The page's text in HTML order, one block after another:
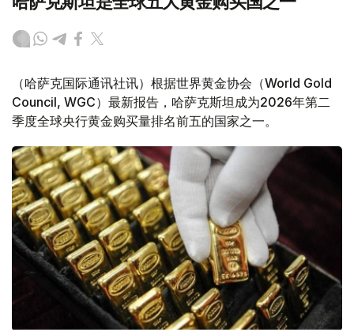
（哈萨克国际通讯社讯）根据世界黄金协会（World Gold
Council, WGC）最新报告，哈萨克斯坦成为2026年第二
季度全球央行黄金购买量排名前五的国家之一。